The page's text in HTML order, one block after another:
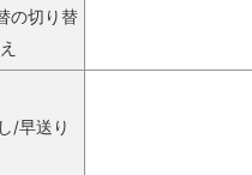
の切り替
え
/早送り